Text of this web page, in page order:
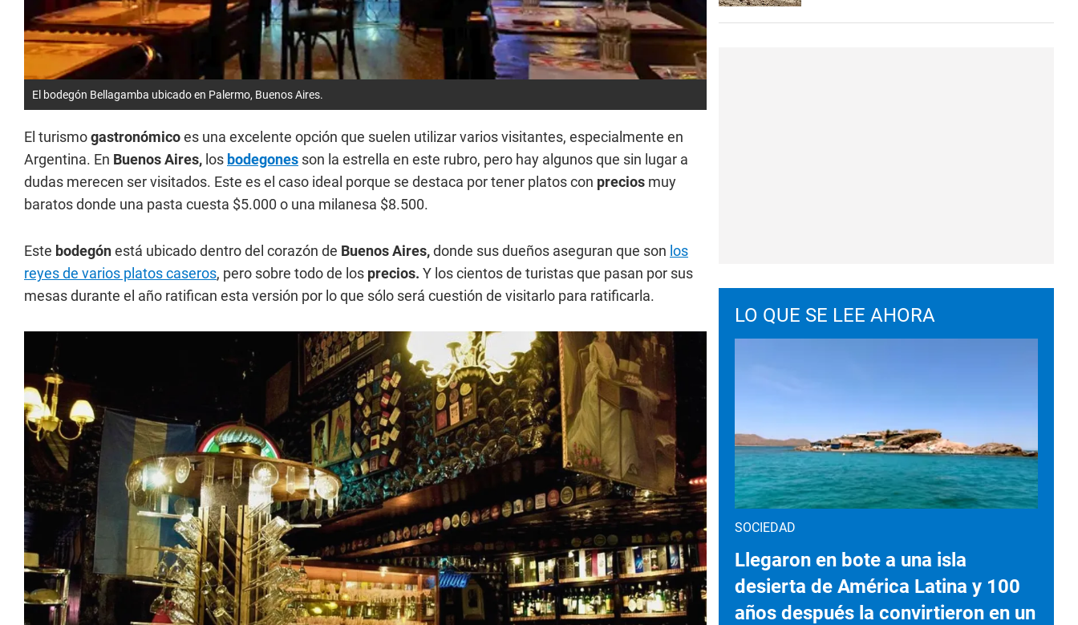
El bodegón Bellagamba ubicado en Palermo, Buenos Aires.
El turismogastronómicoes una excelente opción que suelen utilizar varios visitantes, especialmente en
Argentina. En Buenos Aires, los bodegones son la estrella en este rubro, pero hay algunos que sin lugar a
dudas merecen ser visitados. Este es el caso ideal porque se destaca por tener platos con precios muy
baratos donde una pasta cuesta $5.000 o una milanesa $8.500.
Este bodegónestá ubicado dentro del corazón de Buenos Aires,donde sus dueños aseguran que son los
reyes de varios platos caseros, pero sobre todo de los precios. Y los cientos de turistas que pasan por sus
mesas durante el año ratifican esta versión por lo que sólo será cuestión de visitarlo para ratificarla.
LO QUE SE LEE AHORA
SOCIEDAD
Llegaron en bote a una isla
desierta de América Latina y 100
años después la convirtieron en un